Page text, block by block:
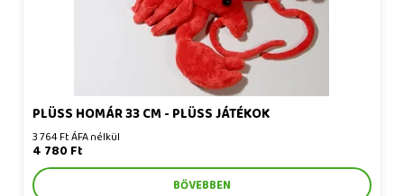
PLÜSS HOMÁR 33 CM - PLÜSS JÁTÉKOK
3 764 Ft ÁFA nélkül
4 780 Ft
BŐVEBBEN